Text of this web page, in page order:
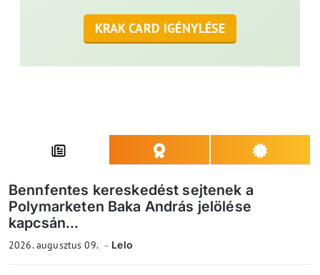
KRAK CARD IGÉNYLÉSE
Bennfentes kereskedést sejtenek a
Polymarketen Baka András jelölése
kapcsán...
2026. augusztus 09. Lelo